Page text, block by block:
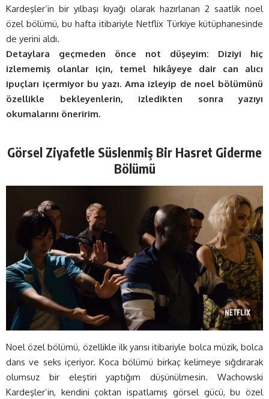
Kardeşler’in bir yılbaşı kıyağı olarak hazırlanan 2 saatlik noel
özel bölümü, bu hafta itibariyle Netflix Türkiye kütüphanesinde
de yerini aldı.
Detaylara geçmeden önce not düşeyim: Diziyi hiç
izlememiş olanlar için, temel hikâyeye dair can alıcı
ipuçları içermiyor bu yazı. Ama izleyip de noel bölümünü
özellikle bekleyenlerin, izledikten sonra yazıyı
okumalarını öneririm.
Görsel Ziyafetle Süslenmiş Bir Hasret Giderme
Bölümü
Noel özel bölümü, özellikle ilk yarısı itibariyle bolca müzik, bolca
dans ve seks içeriyor. Koca bölümü birkaç kelimeye sığdırarak
olumsuz bir eleştiri yaptığım düşünülmesin. Wachowski
Kardeşler’in, kendini çoktan ispatlamış görsel gücü, bu özel